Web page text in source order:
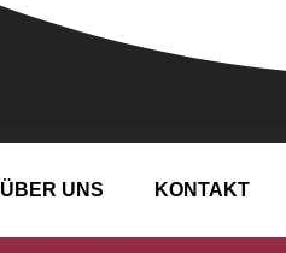
ÜBER UNS KONTAKT